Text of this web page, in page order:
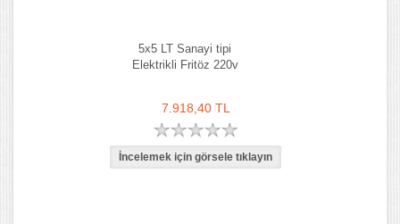
5x5 LT Sanayi tipi
Elektrikli Fritöz 220v
7.918,40 TL